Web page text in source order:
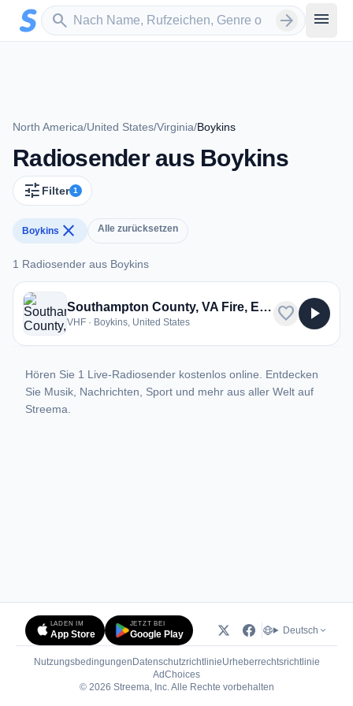
Zum Hauptinhalt springen
search
Sender suchen arrow_forward menu
North America/United States/Virginia/Boykins
Radiosender aus Boykins
tune Filter 1
Boykins close Alle zurücksetzen
1 Radiosender aus Boykins
1 Radiosender aus Boykins
Southampton County, VA Fire, EMS
VHF · Boykins, United States favorite play_arrow
Hören Sie 1 Live-Radiosender kostenlos online. Entdecken
Sie Musik, Nachrichten, Sport und mehr aus aller Welt auf
Streema.
LADEN IM
App Store
JETZT BEI
Google Play Deutsch
Nutzungsbedingungen DatenschutzrichtlinieUrheberrechtsrichtlinie
AdChoices(öffnet in neuem Tab)
© 2026 Streema, Inc. Alle Rechte vorbehalten